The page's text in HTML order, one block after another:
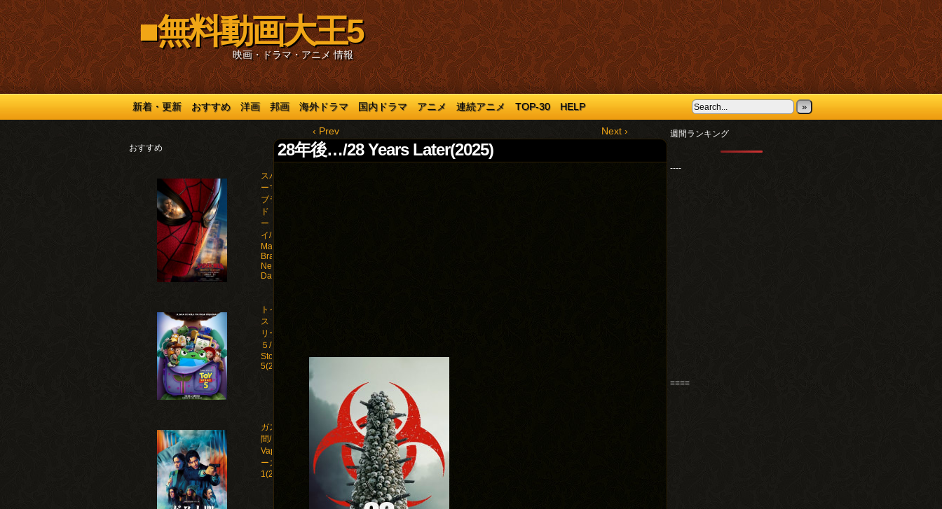
■無料動画大王5
映画・ドラマ・アニメ 情報
新着・更新 おすすめ 洋画 邦画 海外ドラマ 国内ドラマ アニメ 連続アニメ TOP-30 HELP »
おすすめ
スパイダ
ーマン：
ブラン
ド・ニュ
ー・デ
イ/Spider-
Man:
Brand
New
Day(2026)
トイ・
ストー
リー
５/Toy
Story
5(2026)
ガス人
間/Human
Vapor シ
ーズン
1(2026)
‹ Prev Next ›
28年後…/28 Years Later(2025)
週間ランキング
----
====